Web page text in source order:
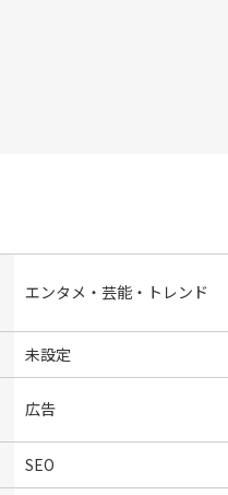
エンタメ・芸能・トレンド
未設定
広告
SEO